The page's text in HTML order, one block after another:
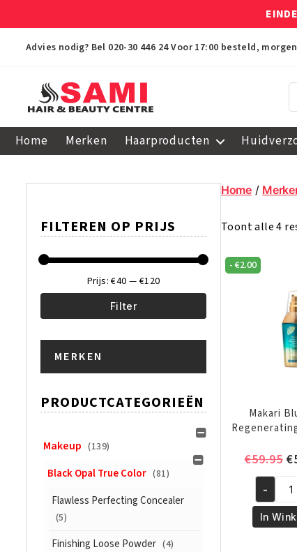
Advies nodig? Bel 020-30 446 24 Voor 17:00 besteld,
Hair
Beauty
Home Merken Haarproducten
FILTEREN OP PRIJS
Filter
Prijs:€40 — €120
MERKEN
PRODUCTCATEGORIEËN
Makeup (139)
Black Opal True Color (81)
Flawless Perfecting Concealer
(5)
Finishing Loose Powder (4)
Home/
Toont alle 4
- €2.00
Makari
€59.95 €
Makari
Blue
Crystal
-
In